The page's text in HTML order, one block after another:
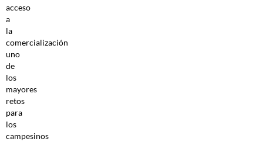
acceso
a
la
comercialización
uno
de
los
mayores
retos
para
los
campesinos